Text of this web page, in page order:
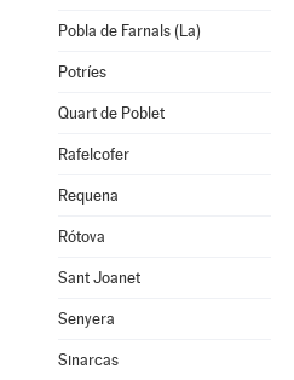
Pobla de Farnals (La)
Potríes
Quart de Poblet
Rafelcofer
Requena
Rótova
Sant Joanet
Senyera
Sinarcas